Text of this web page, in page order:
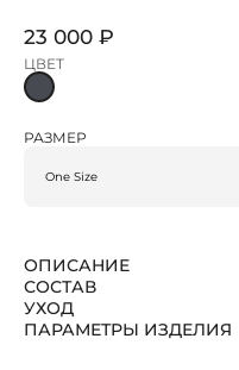
23 000 ₽
ЦВЕТ
РАЗМЕР
ОПИСАНИЕ
СОСТАВ
УХОД
ПАРАМЕТРЫ ИЗДЕЛИЯ